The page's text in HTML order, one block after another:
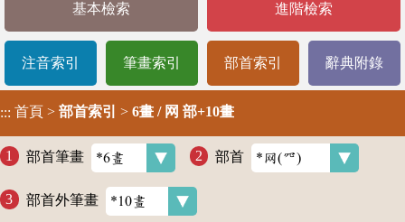
基本檢索 進階檢索
注音索引 筆畫索引 部首索引 辭典附錄
::: 首頁 > 部首索引 > 6畫 / 网 部+10畫
部首筆畫 部首
部首外筆畫